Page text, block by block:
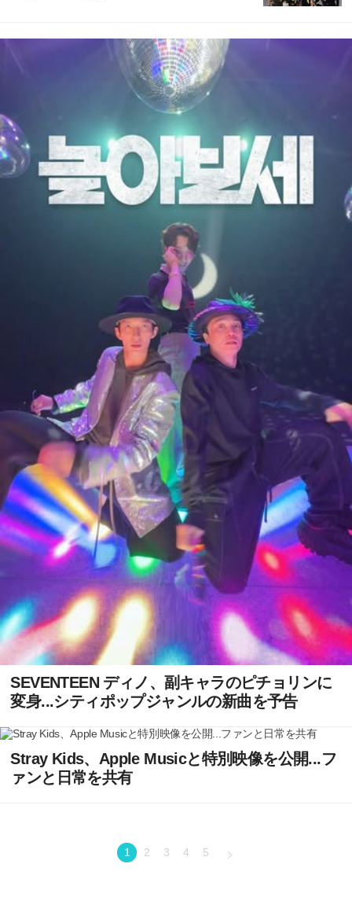
SEVENTEEN ディノ、副キャラのピチョリンに
変身...シティポップジャンルの新曲を予告
Stray Kids、Apple Musicと特別映像を公開...フ
ァンと日常を共有
1 2 3 4 5